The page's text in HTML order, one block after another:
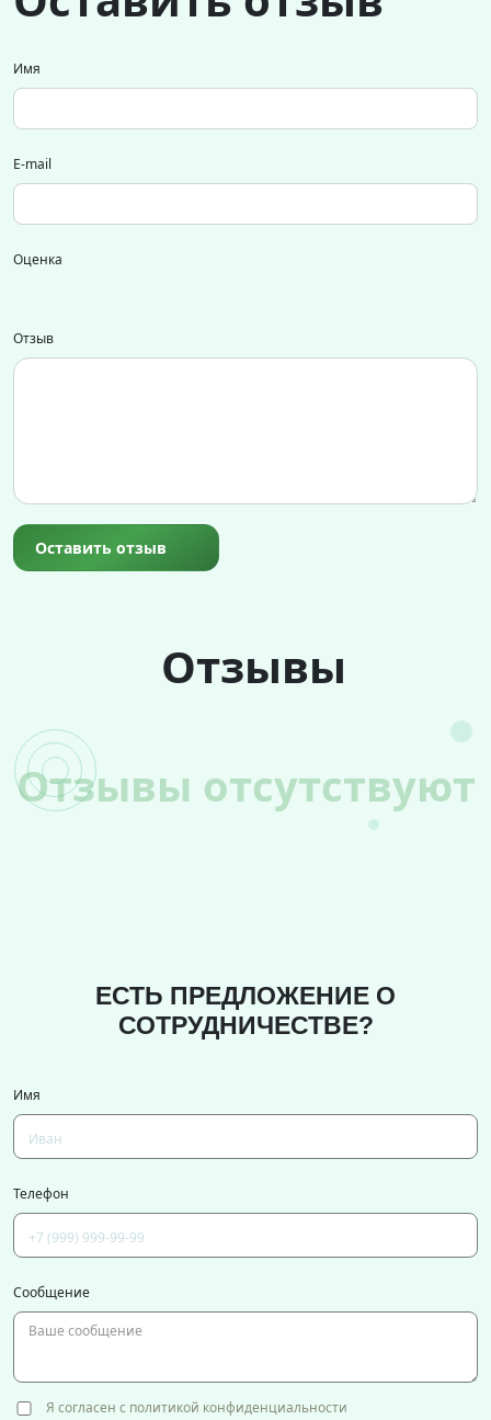
Имя
E-mail
Оценка
Отзыв
Оставить отзыв
Отзывы
Отзывы отсутствуют
ЕСТЬ ПРЕДЛОЖЕНИЕ О
СОТРУДНИЧЕСТВЕ?
Имя
Телефон
Сообщение
Я согласен с политикой конфиденциальности